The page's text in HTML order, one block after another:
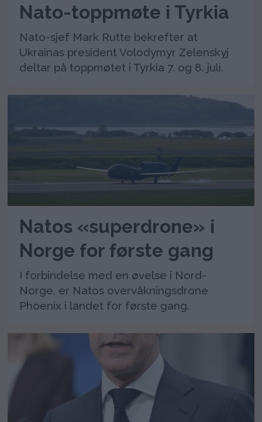
Nato-toppmøte i Tyrkia
Nato-sjef Mark Rutte bekrefter at
Ukrainas president Volodymyr Zelenskyj
deltar på toppmøtet i Tyrkia 7. og 8. juli.
Natos «superdrone» i
Norge for første gang
I forbindelse med en øvelse i Nord-
Norge, er Natos overvåkningsdrone
Phoenix i landet for første gang.